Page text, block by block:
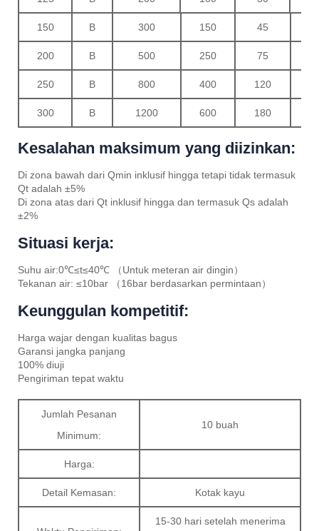
150 B 300 150 45
200 B 500 250 75
250 B 800 400 120
300 B 1200 600 180
Kesalahan maksimum yang diizinkan:
Di zona bawah dari Qmin inklusif hingga tetapi tidak termasuk
Qt adalah ±5%
Di zona atas dari Qt inklusif hingga dan termasuk Qs adalah
±2%
Situasi kerja:
Suhu air:0℃≤t≤40℃ （Untuk meteran air dingin）
Tekanan air: ≤10bar （16bar berdasarkan permintaan）
Keunggulan kompetitif:
Harga wajar dengan kualitas bagus
Garansi jangka panjang
100% diuji
Pengiriman tepat waktu
Jumlah Pesanan
Minimum:
10 buah
Harga:
Detail Kemasan: Kotak kayu
15-30 hari setelah menerima